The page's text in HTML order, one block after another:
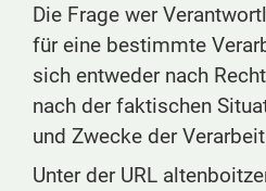
Die Frage wer
für eine bestimmte
sich entweder nach
nach der faktischen
und Zwecke der
Unter der URL